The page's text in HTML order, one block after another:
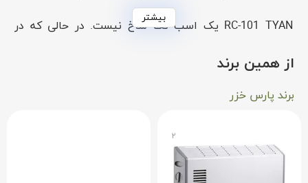
RC-101 TYAN یک اسب تک شاخ نیست. در حالی که در
است، می توان از آن برای بخارپز کردن سبزیجات، سوپ ها و
برای آشپزخانه های کوچک یا برای کسانی که می خواهند
چرا پلوپز RC-101 TYAN را انتخاب کنید؟
بیشتر
از همین برند
برند پارس خزر
۲